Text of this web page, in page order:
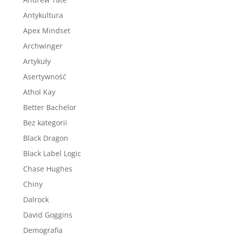
Antykultura
Apex Mindset
Archwinger
Artykuły
Asertywność
Athol Kay
Better Bachelor
Bez kategorii
Black Dragon
Black Label Logic
Chase Hughes
Chiny
Dalrock
David Goggins
Demografia